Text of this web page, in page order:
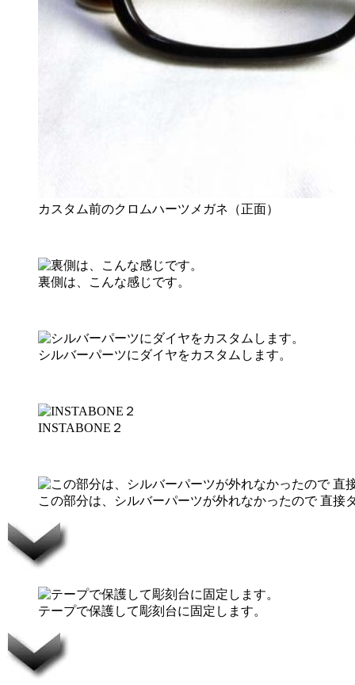
カスタム前のクロムハーツメガネ（正面）
裏側は、こんな感じです。
シルバーパーツにダイヤをカスタムします。
INSTABONE２
この部分は、シルバーパーツが外れなかったので 直接
テープで保護して彫刻台に固定します。